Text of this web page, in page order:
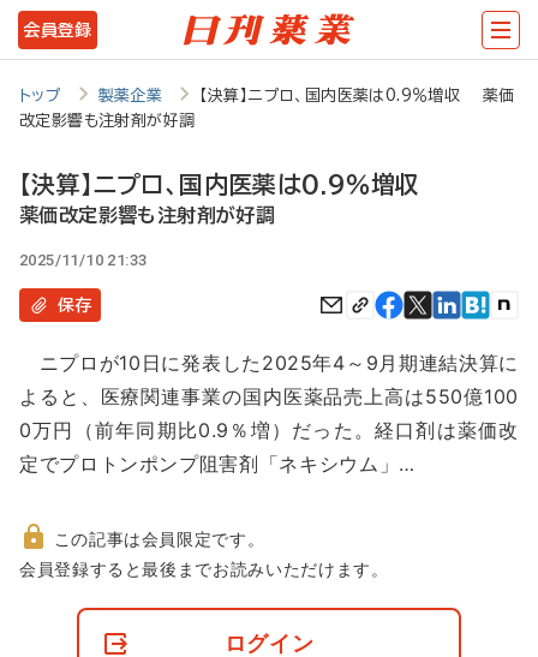
メ
イ
テ
ツ
に
動
会員登録
トップ 製薬企業
【決算】ニプロ、国内医薬は0.9％増収 薬価
改定影響も注射剤が好調
【決算】ニプロ、国内医薬は0.9％増収
薬価改定影響も注射剤が好調
2025/11/10 21:33
保存
ニプロが10日に発表した2025年4～9月期連結決算に
よると、医療関連事業の国内医薬品売上高は550億100
0万円（前年同期比0.9％増）だった。経口剤は薬価改
定でプロトンポンプ阻害剤「ネキシウム」…
非
この記事は会員限定です。
会員登録すると最後までお読みいただけます。
ログイン